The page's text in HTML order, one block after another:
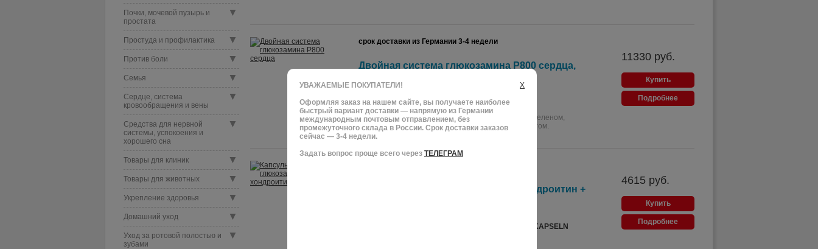
X
УВАЖАЕМЫЕ ПОКУПАТЕЛИ!
Оформляя заказ на нашем сайте, вы получаете наиболее
быстрый вариант доставки — напрямую из Германии
международным почтовым отправлением, без
промежуточного склада в России. Срок доставки заказов
сейчас — 3-4 недели.
Задать вопрос проще всего через ТЕЛЕГРАМ
срок доставки из Германии 3-4 недели
Двойная система глюкозамина P800 сердца,
DOPPELHERZ GLUCOSAMIN P800 SYSTEM
Пищевые добавки с витамином С, цинком, медью, селеном,
глюкозамином сульфатом и хондроитином сульфатом.
11330 руб.
Купить
Подробнее
Капсулы Vitamaze глюкозамин + хондроитин +
VITAMAZE GLUCOSAMIN + CHONDROITIN + MSM KAPSELN
4615 руб.
Купить
Подробнее
▼
Почки, мочевой пузырь и
простата
▼
Простуда и профилактика
▼
Против боли
▼
Семья
▼
Сердце, система
кровообращения и вены
▼
Средства для нервной
системы, успокоения и
хорошего сна
▼
Товары для клиник
▼
Товары для животных
▼
Укрепление здоровья
▼
Домашний уход
▼
Уход за ротовой полостью и
зубами